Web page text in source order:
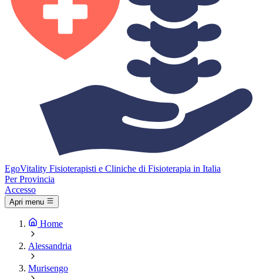
EgoVitality Fisioterapisti e Cliniche di Fisioterapia in Italia
Per Provincia
Accesso
Apri menu
Home
Alessandria
Murisengo